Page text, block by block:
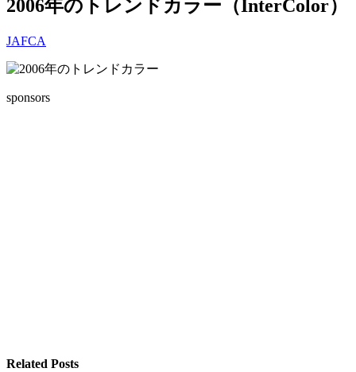
2006年のトレンドカラー（InterColor）
JAFCA
sponsors
Related Posts